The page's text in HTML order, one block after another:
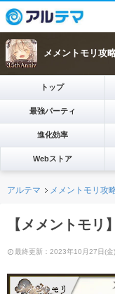
メメントモリ攻
トップ
最強パーティ
進化効率
Webストア
アルテマ メメントモリ攻
【メメントモリ
最終更新：2023年10月27日(